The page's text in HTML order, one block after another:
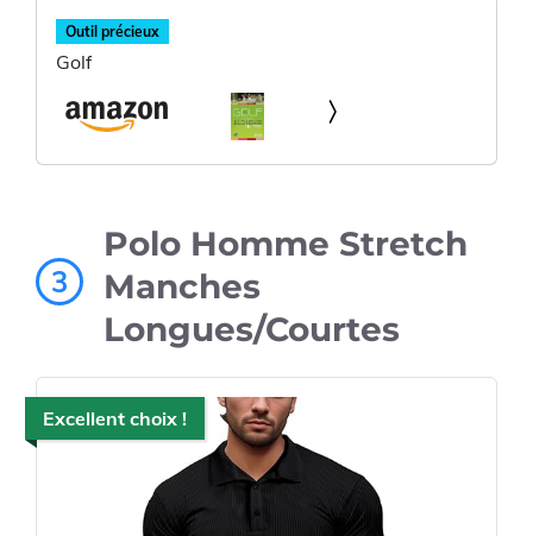
Outil précieux
Golf
3
Polo Homme Stretch
Manches
Longues/Courtes
Excellent choix !